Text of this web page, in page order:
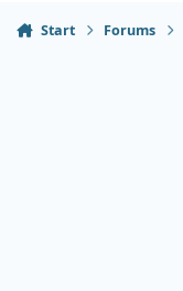
Start Forums